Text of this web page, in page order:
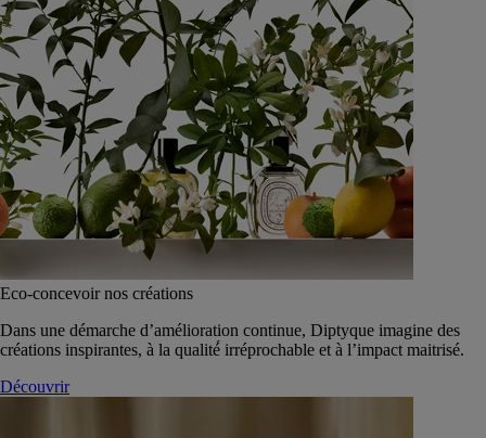
Eco-concevoir nos créations
Dans une démarche d’amélioration continue, Diptyque imagine des
créations inspirantes, à la qualité́ irréprochable et à l’impact maitrisé.
Découvrir